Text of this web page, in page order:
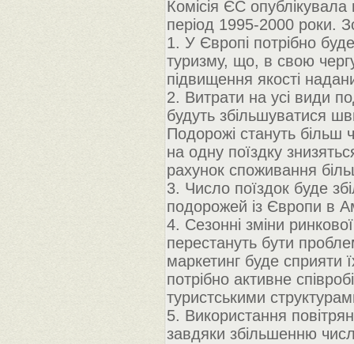
Комісія ЄС
період 1995-2000 роки.
1. У Європі потрібно
туризму, що, в свою
підвищення якості
2. Витрати на усі види
будуть збільшуватися
Подорожі стануть
на одну поїздку
рахунок споживання
3. Число поїздок буде
подорожей із Європи в
4. Сезонні зміни
перестануть бути
маркетинг буде сприяти
потрібно активне
туристськими
5. Використання
завдяки збільшенню